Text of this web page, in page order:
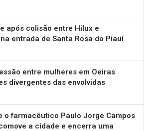
após colisão entre Hilux e
entrada de Santa Rosa do Piauí
entre mulheres em Oeiras
divergentes das envolvidas
o farmacêutico Paulo Jorge Campos
a cidade e encerra uma